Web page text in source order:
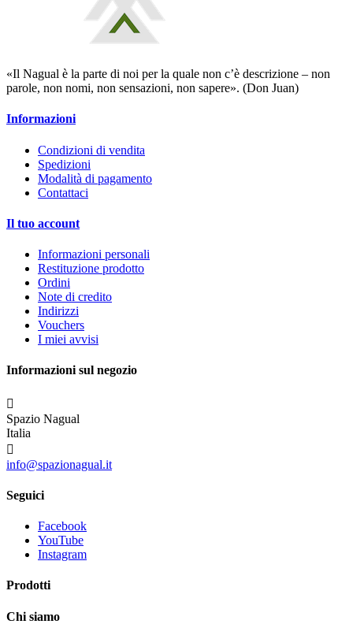
«Il Nagual è la parte di noi per la quale non c’è descrizione – non
parole, non nomi, non sensazioni, non sapere». (Don Juan)
Informazioni
Condizioni di vendita
Spedizioni
Modalità di pagamento
Contattaci
Il tuo account
Informazioni personali
Restituzione prodotto
Ordini
Note di credito
Indirizzi
Vouchers
I miei avvisi
Informazioni sul negozio

Spazio Nagual
Italia

info@spazionagual.it
Seguici
Facebook
YouTube
Instagram
Prodotti
Chi siamo